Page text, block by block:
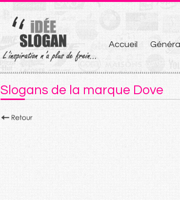
Aller
au
contenu
Accueil
Slogans de la marque Dove